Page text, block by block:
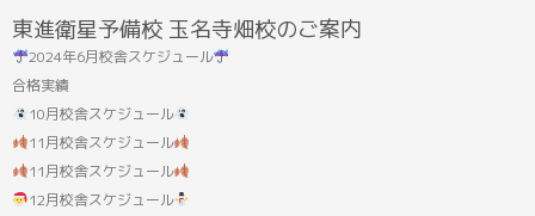
結
果:
東進衛星予備校 玉名寺畑校のご案内
2024年6月校舎スケジュール
合格実績
10月校舎スケジュール
11月校舎スケジュール
11月校舎スケジュール
12月校舎スケジュール